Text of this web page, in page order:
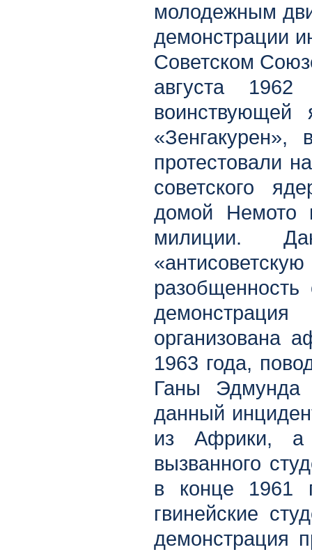
молодежным
демонстрации
Советском
августа
воинствующей
протестовали
советского
домой Немото
милиции.
организована
1963 года,
Ганы Эдмунда
данный
из Африки, а
вызванного
в конце 1961
гвинейские
демонстрация